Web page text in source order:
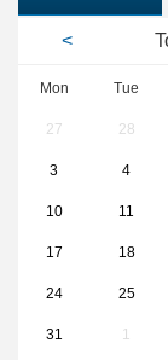
All
Articles
<
Mon Tue
27 28
3 4
10 11
17 18
24 25
31 1